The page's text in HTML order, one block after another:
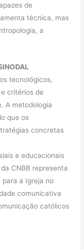
de
técnica, mas
a
tecnológicos,
critérios de
A metodologia
que os
concretas
e educacionais
CNBB representa
a Igreja no
comunicativa
católicos